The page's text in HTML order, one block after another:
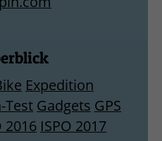
Expedition
Test Gadgets GPS
2016 ISPO 2017